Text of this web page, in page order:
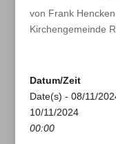
von Frank Hencken
Kirchengemeinde
Datum/Zeit
Date(s) - 08/11/
10/11/2024
00:00